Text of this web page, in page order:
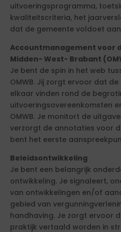
uitvoeringsprogramma,
kwaliteitscriteria, het
dat de gemeente voldoet
Accountmanagement voor
Midden- West- Brabant
Je bent de spin in het web
OMWB. Jij zorgt ervoor dat
elkaar vinden rond de
uitvoeringsovereenkomsten
OMWB. Je monitort de
verzorgt de annotaties voor
bent het eerste
Beleidsontwikkeling
Je bent een belangrijk
ontwikkeling. Je signaleert,
van ontwikkelingen en/of
gebied van
handhaving. Je zorgt ervoor
praktijk vertaald worden in